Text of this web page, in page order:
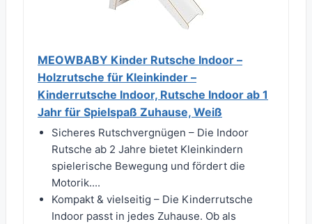
MEOWBABY Kinder Rutsche Indoor –
Holzrutsche für Kleinkinder –
Kinderrutsche Indoor, Rutsche Indoor ab 1
Jahr für Spielspaß Zuhause, Weiß
Sicheres Rutschvergnügen – Die Indoor
Rutsche ab 2 Jahre bietet Kleinkindern
spielerische Bewegung und fördert die
Motorik....
Kompakt & vielseitig – Die Kinderrutsche
Indoor passt in jedes Zuhause. Ob als